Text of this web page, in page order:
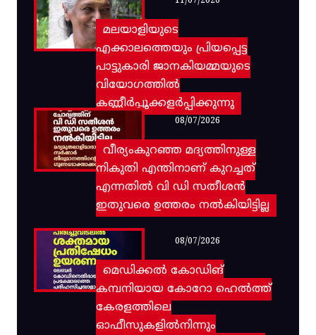
മലയാളിയുടെ
എക്കാലത്തെയും പ്രിയപ്പെട്ട
പാട്ടുകാരി ജാനകിയമ്മയുടെ
വിയോഗത്തിൽ
കണ്ണീർപ്പൂക്കളർപ്പിക്കുന്നു
വീര്യംകുറഞ്ഞ മദ്യത്തിനുള്ള
നികുതി എന്തിനാണ് കുറച്ചത്
എന്നതിൽ വി ഡി സതീശൻ
ഇതുവരെ ഉത്തരം നൽകിയിട്ടില്ല
08/07/2026
മെഡിക്കൽ കോഡിങ്
കമ്പനിയായ കോറോ ഹെൽത്ത്
കേരളത്തിലെ
ഓഫീസുകളിൽനിന്നും
08/07/2026